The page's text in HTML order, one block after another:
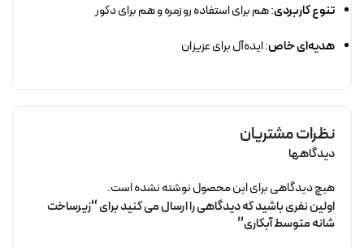
تنوع کاربردی: هم برای استفاده روزمره و هم برای دکور
هدیه‌ای خاص: ایده‌آل برای عزیزان
نظرات مشتریان
دیدگاهها
هیچ دیدگاهی برای این محصول نوشته نشده است.
اولین نفری باشید که دیدگاهی را ارسال می کنید برای “زیرساخت
شانه متوسط آبکاری”